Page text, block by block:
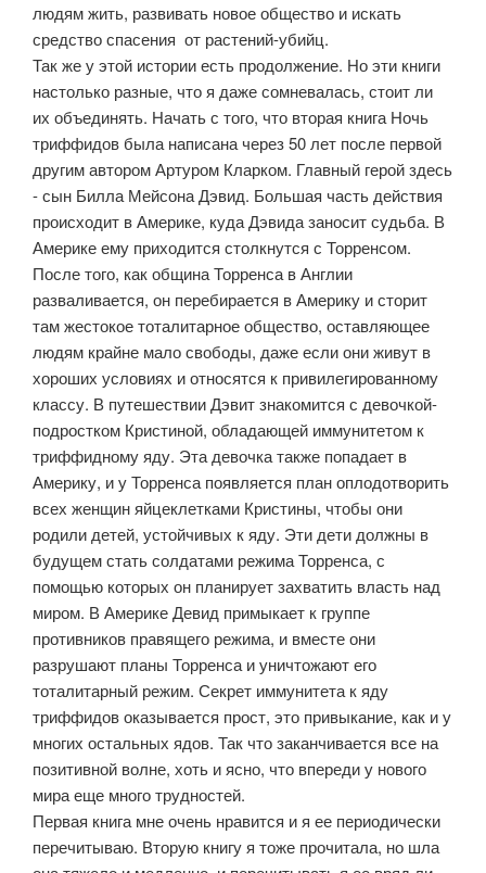
людям жить, развивать новое общество и искать
средство спасения от растений-убийц.
Так же у этой истории есть продолжение. Но эти книги
настолько разные, что я даже сомневалась, стоит ли
их объединять. Начать с того, что вторая книга Ночь
триффидов была написана через 50 лет после первой
другим автором Артуром Кларком. Главный герой здесь
- сын Билла Мейсона Дэвид. Большая часть действия
происходит в Америке, куда Дэвида заносит судьба. В
Америке ему приходится столкнутся с Торренсом.
После того, как община Торренса в Англии
разваливается, он перебирается в Америку и сторит
там жестокое тоталитарное общество, оставляющее
людям крайне мало свободы, даже если они живут в
хороших условиях и относятся к привилегированному
классу. В путешествии Дэвит знакомится с девочкой-
подростком Кристиной, обладающей иммунитетом к
триффидному яду. Эта девочка также попадает в
Америку, и у Торренса появляется план оплодотворить
всех женщин яйцеклетками Кристины, чтобы они
родили детей, устойчивых к яду. Эти дети должны в
будущем стать солдатами режима Торренса, с
помощью которых он планирует захватить власть над
миром. В Америке Девид примыкает к группе
противников правящего режима, и вместе они
разрушают планы Торренса и уничтожают его
тоталитарный режим. Секрет иммунитета к яду
триффидов оказывается прост, это привыкание, как и у
многих остальных ядов. Так что заканчивается все на
позитивной волне, хоть и ясно, что впереди у нового
мира еще много трудностей.
Первая книга мне очень нравится и я ее периодически
перечитываю. Вторую книгу я тоже прочитала, но шла